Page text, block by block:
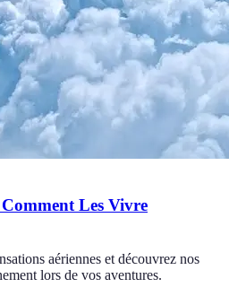
Les Vivre
aériennes et découvrez nos
lors de vos aventures.